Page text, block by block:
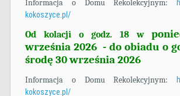
Informacja o Domu Rekolekcyjnym:
kokoszyce.pl/
Od kolacji o godz. 18 w
września 2026 - do obiadu o
środę 30 września 2026
Informacja o Domu Rekolekcyjnym:
kokoszyce.pl/